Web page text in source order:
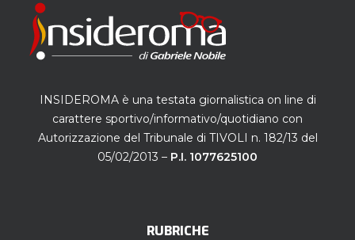
INSIDEROMA è una testata giornalistica on line di
carattere sportivo/informativo/quotidiano con
Autorizzazione del Tribunale di TIVOLI n. 182/13 del
05/02/2013 – P.I. 1077625100
RUBRICHE